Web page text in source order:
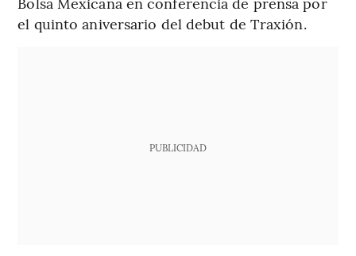
el quinto aniversario del debut de Traxión.
PUBLICIDAD